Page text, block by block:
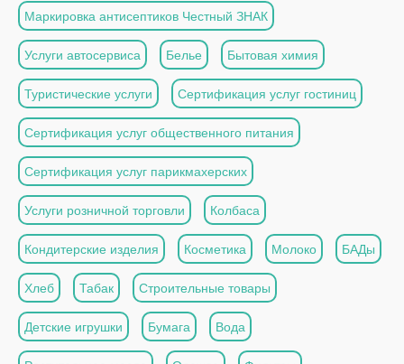
Маркировка антисептиков Честный ЗНАК
Услуги автосервиса Белье Бытовая химия
Туристические услуги Сертификация услуг гостиниц
Сертификация услуг общественного питания
Сертификация услуг парикмахерских
Услуги розничной торговли Колбаса
Кондитерские изделия Косметика Молоко БАДы
Хлеб Табак Строительные товары
Детские игрушки Бумага Вода